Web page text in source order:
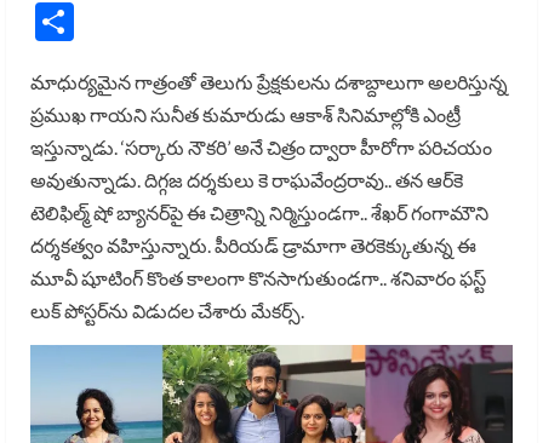
మాధుర్యమైన గాత్రంతో తెలుగు ప్రేక్షకులను దశాబ్దాలుగా అలరిస్తున్న
ప్రముఖ గాయని సునీత కుమారుడు ఆకాశ్ సినిమాల్లోకి ఎంట్రీ
ఇస్తున్నాడు. ‘సర్కారు నౌకరి’ అనే చిత్రం ద్వారా హీరోగా పరిచయం
అవుతున్నాడు. దిగ్గజ దర్శకులు కె రాఘవేంద్రరావు.. తన ఆర్‌కె
టెలిఫిల్మ్ షో బ్యానర్‌పై ఈ చిత్రాన్ని నిర్మిస్తుండగా.. శేఖర్ గంగామౌని
దర్శకత్వం వహిస్తున్నారు. పీరియడ్ డ్రామాగా తెరకెక్కుతున్న ఈ
మూవీ షూటింగ్ కొంత కాలంగా కొనసాగుతుండగా.. శనివారం ఫస్ట్
లుక్ పోస్టర్‌ను విడుదల చేశారు మేకర్స్.